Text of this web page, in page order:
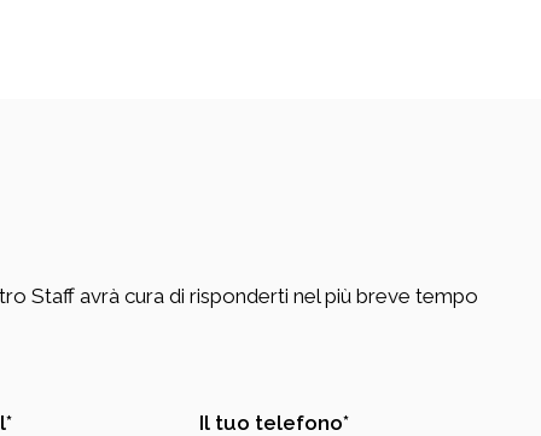
Staff avrà cura di risponderti nel più breve tempo
Il tuo telefono*